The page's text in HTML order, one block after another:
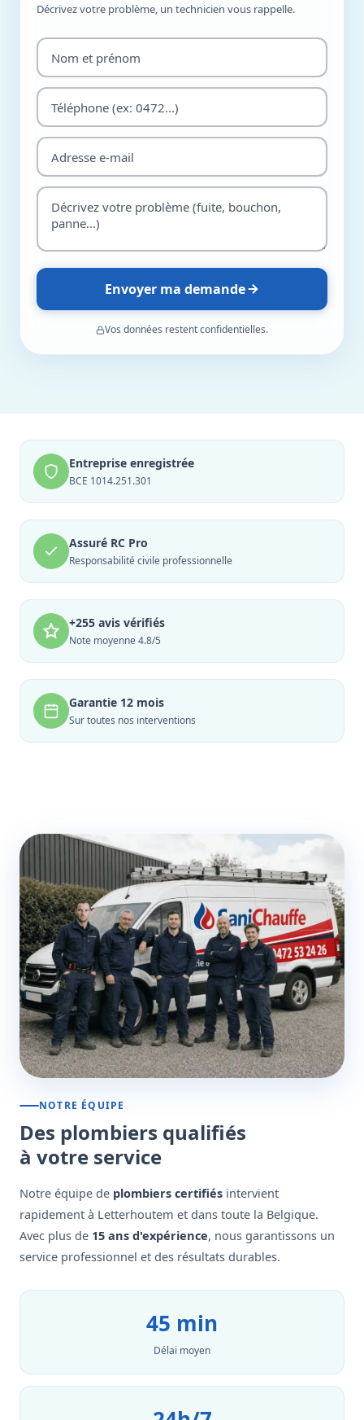
Décrivez votre problème, un technicien vous rappelle.
Envoyer ma demande
Vos données restent confidentielles.
Entreprise enregistrée
BCE 1014.251.301
Assuré RC Pro
Responsabilité civile professionnelle
+255 avis vérifiés
Note moyenne 4.8/5
Garantie 12 mois
Sur toutes nos interventions
NOTRE ÉQUIPE
Des plombiers qualifiés
à votre service
Notre équipe de plombiers certifiés intervient
rapidement à Letterhoutem et dans toute la Belgique.
Avec plus de 15 ans d'expérience, nous garantissons un
service professionnel et des résultats durables.
45 min
Délai moyen